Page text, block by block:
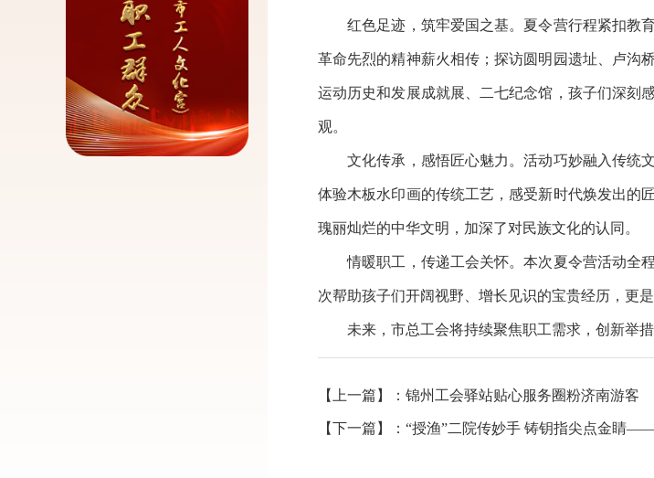
红色足迹，筑牢爱国之基。夏令营行程紧扣教育
革命先烈的精神薪火相传；探访圆明园遗址、卢沟
运动历史和发展成就展、二七纪念馆，孩子们深刻
观。
文化传承，感悟匠心魅力。活动巧妙融入传统文
体验木板水印画的传统工艺，感受新时代焕发出的
瑰丽灿烂的中华文明，加深了对民族文化的认同。
情暖职工，传递工会关怀。本次夏令营活动全程
次帮助孩子们开阔视野、增长见识的宝贵经历，更
未来，市总工会将持续聚焦职工需求，创新举措
【上一篇】：锦州工会驿站贴心服务圈粉济南游客